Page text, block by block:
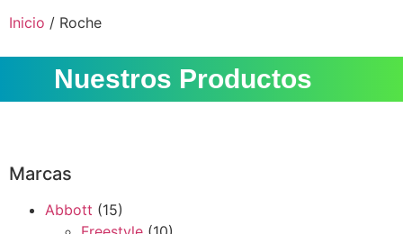
Inicio / Roche
Nuestros Productos
Marcas
Abbott (15)